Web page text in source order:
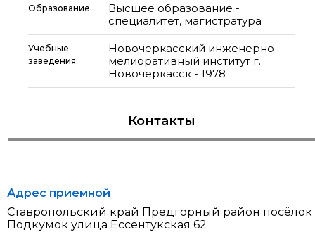
Образование
Высшее образование -
специалитет, магистратура
Учебные
заведения:
Новочеркасский инженерно-
мелиоративный институт г.
Новочеркасск - 1978
Контакты
Адрес приемной
Ставропольский край Предгорный район посёлок
Подкумок улица Ессентукская 62